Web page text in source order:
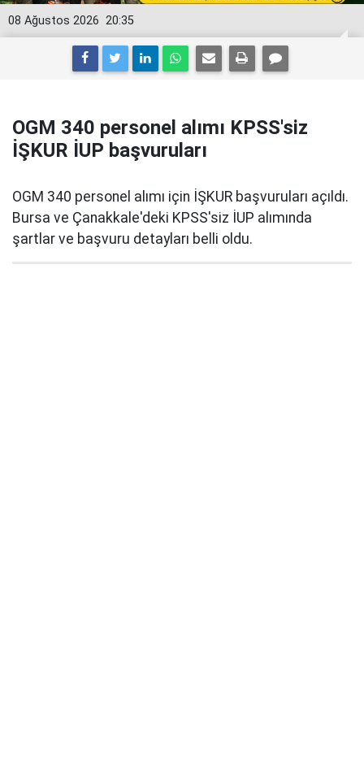
20:35
08 Ağustos 2026
OGM 340 personel alımı KPSS'siz
İŞKUR İUP başvuruları
OGM 340 personel alımı için İŞKUR başvuruları açıldı.
Bursa ve Çanakkale'deki KPSS'siz İUP alımında
şartlar ve başvuru detayları belli oldu.